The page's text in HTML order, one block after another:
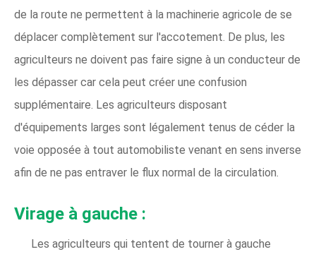
de la route ne permettent à la machinerie agricole de se
déplacer complètement sur l'accotement. De plus, les
agriculteurs ne doivent pas faire signe à un conducteur de
les dépasser car cela peut créer une confusion
supplémentaire. Les agriculteurs disposant
d'équipements larges sont légalement tenus de céder la
voie opposée à tout automobiliste venant en sens inverse
afin de ne pas entraver le flux normal de la circulation.
Virage à gauche :
Les agriculteurs qui tentent de tourner à gauche